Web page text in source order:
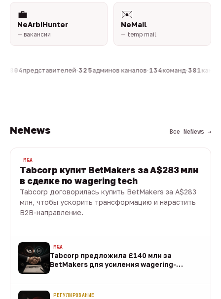
💼
NeArbiHunter
— вакансии
✉️
NeMail
— temp mail
804представителей·325админов каналов·134команд·381
NeNews Все NeNews →
M&A
Tabcorp купит BetMakers за A$283 млн
в сделке по wagering tech
Tabcorp договорилась купить BetMakers за A$283
млн, чтобы ускорить трансформацию и нарастить
B2B-направление.
M&A
Tabcorp предложила £140 млн за
BetMakers для усиления wagering-
РЕГУЛИРОВАНИЕ